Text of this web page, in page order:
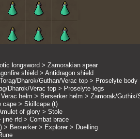
longsword > Zamorakian spear
shield > Antidragon shield
Dharok/Guthan/Verac top > Proselyte body
Dharok/Verac top > Proselyte legs
helm > Berserker helm > Zamorak/Guthix/
cape > Skillcape (t)
of glory > Stole
jiné rfd > Combat brace
> Berserker > Explorer > Duelling